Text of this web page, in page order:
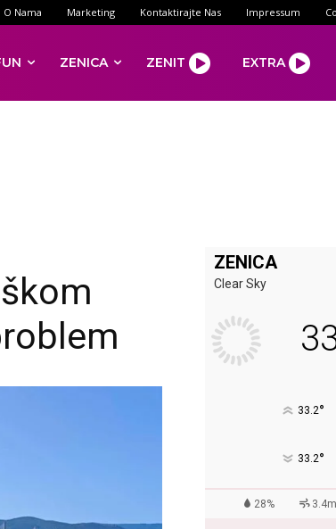
O Nama Marketing Kontaktirajte Nas Impressum
ZENICA ZENIT EXTRA
ZENICA
Clear Sky
33.2°
33.2°
28%